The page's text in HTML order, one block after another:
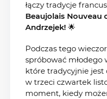
łączy tradycje
Beaujolais Nouveau
Andrzejek! 🌟
Podczas tego
spróbować młodego
które tradycyjnie
w trzeci czwartek
moment, kiedy